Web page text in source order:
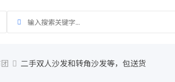
二手双人沙发和转角沙发等，包送货